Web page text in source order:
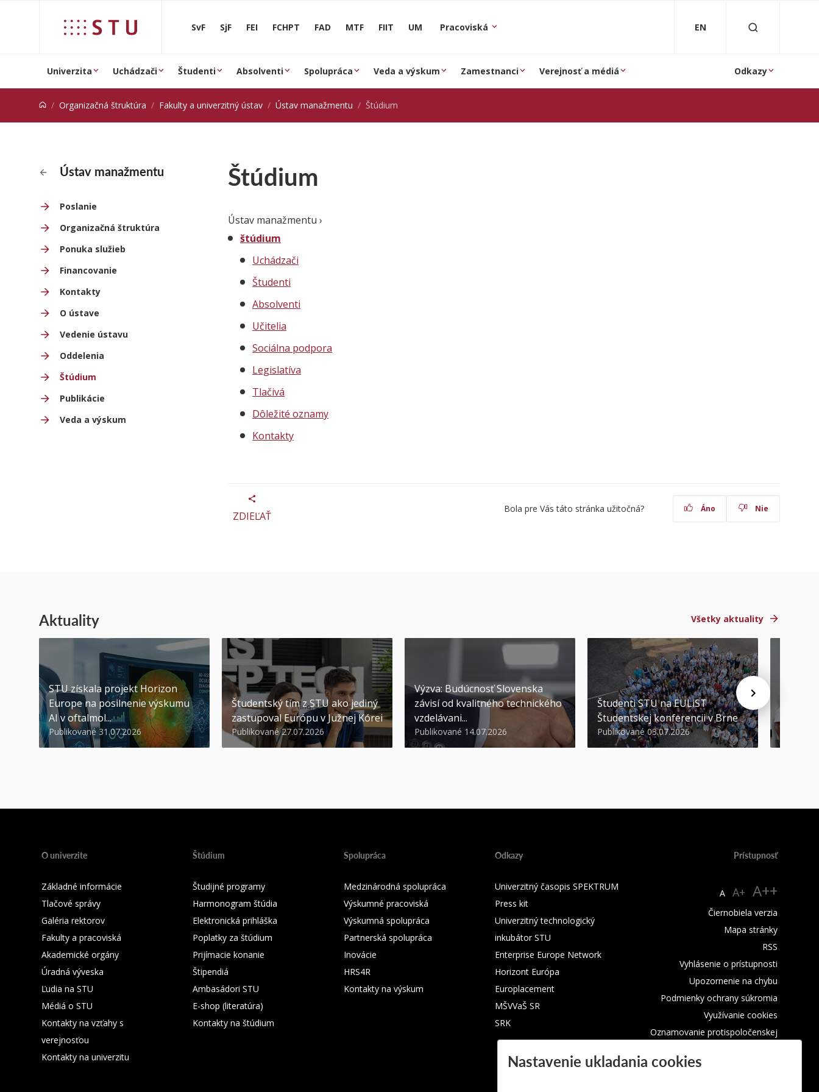
SvF SjF FEI FCHPT FAD MTF FIIT UM Pracoviská EN
Univerzita Uchádzači Študenti Absolventi Spolupráca Veda a výskum Zamestnanci Verejnosť a médiá Odkazy
Organizačná štruktúra Fakulty a univerzitný ústav Ústav manažmentu Štúdium
Ústav manažmentu
Poslanie
Organizačná štruktúra
Ponuka služieb
Financovanie
Kontakty
O ústave
Vedenie ústavu
Oddelenia
Štúdium
Publikácie
Veda a výskum
Štúdium
Ústav manažmentu ›
štúdium
Uchádzači
Študenti
Absolventi
Učitelia
Sociálna podpora
Legislatíva
Tlačivá
Dôležité oznamy
Kontakty
ZDIEĽAŤ
Bola pre Vás táto stránka užitočná? Áno Nie
Aktuality Všetky aktuality
STU získala projekt Horizon
Europe na posilnenie výskumu
AI v oftalmol...
Publikované 31.07.2026
Študentský tím z STU ako jediný
zastupoval Európu v Južnej Kórei
Publikované 27.07.2026
Výzva: Budúcnosť Slovenska
závisí od kvalitného technického
vzdelávani...
Publikované 14.07.2026
Študenti STU na EULiST
Študentskej konferencii v Brne
Publikované 03.07.2026
O univerzite
Základné informácie
Tlačové správy
Galéria rektorov
Fakulty a pracoviská
Akademické orgány
Úradná výveska
Ľudia na STU
Médiá o STU
Kontakty na vzťahy s
verejnosťou
Kontakty na univerzitu
Štúdium
Študijné programy
Harmonogram štúdia
Elektronická prihláška
Poplatky za štúdium
Prijímacie konanie
Štipendiá
Ambasádori STU
E-shop (literatúra)
Kontakty na štúdium
Spolupráca
Medzinárodná spolupráca
Výskumné pracoviská
Výskumná spolupráca
Partnerská spolupráca
Inovácie
HRS4R
Kontakty na výskum
Odkazy
Univerzitný časopis SPEKTRUM
Press kit
Univerzitný technologický
inkubátor STU
Enterprise Europe Network
Horizont Európa
Europlacement
MŠVVaŠ SR
SRK
Prístupnosť
A A+ A++
Čiernobiela verzia
Mapa stránky
RSS
Vyhlásenie o prístupnosti
Upozornenie na chybu
Podmienky ochrany súkromia
Využívanie cookies
Oznamovanie protispoločenskej
Nastavenie ukladania cookies